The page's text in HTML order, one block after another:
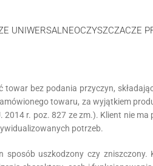
UNIWERSALNEOCZYSZCZACZE
bez podania przyczyn,
towaru, za wyjątkiem
r. poz. 827 ze zm.). Klient nie
potrzeb.
uszkodzony czy zniszczony.